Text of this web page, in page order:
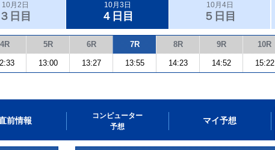
10月2日
３日目
10月3日
４日目
10月4日
５日目
4R 5R 6R 7R 8R 9R 10R
13:00 13:27 13:55 14:23 14:52 15:22
前情報
コンピューター
予想
マイ予想